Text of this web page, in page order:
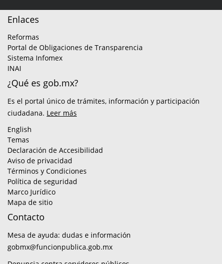
Enlaces
Reformas
Portal de Obligaciones de Transparencia
Sistema Infomex
INAI
¿Qué es gob.mx?
Es el portal único de trámites, información y participación
ciudadana. Leer más
English
Temas
Declaración de Accesibilidad
Aviso de privacidad
Términos y Condiciones
Política de seguridad
Marco Jurídico
Mapa de sitio
Contacto
Mesa de ayuda: dudas e información
gobmx@funcionpublica.gob.mx